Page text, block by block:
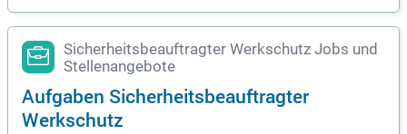
Sicherheitsbeauftragter Werkschutz Jobs und
Stellenangebote
Aufgaben Sicherheitsbeauftragter
Werkschutz